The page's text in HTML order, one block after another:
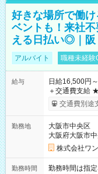
好きな場所で働
ベントも！来社
える日払い◎｜阪
アルバイト 職種未経験
給与
日給16,500円～
＋交通費支給 ★交通費全額支給！ ★日払いOK！（規定あり） ┗
働いたその日
交通費別途
勤務地
大阪市中央区
大阪府大阪市
株式会社ワ
勤務時間
勤務時間は指定